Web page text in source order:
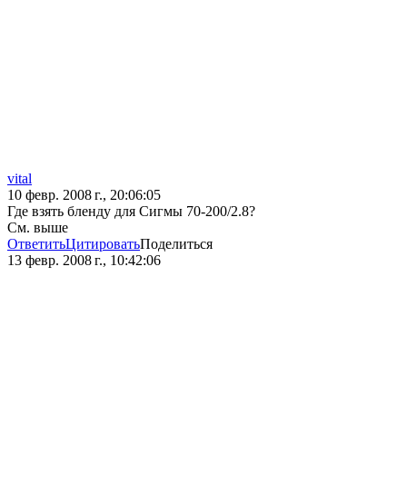
vital
10 февр. 2008 г., 20:06:05
Где взять бленду для Сигмы 70-200/2.8?
См. выше
ОтветитьЦитироватьПоделиться
13 февр. 2008 г., 10:42:06